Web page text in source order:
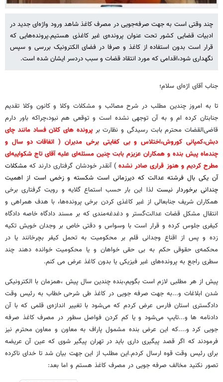
چند وقتی است به جهت صرفه‌جویی در مصرف کاغذ شاهد ورود واژه‌ای جدید در
ادبیات قضایی کشور تحت عنوان پرونده‌ی غیر کاغذی هستیم.پرونده‌هایی که
قرار است بدون استفاده از کاغذ و صرفا در فضای الکترونیک بررسی و سپس
نگهداری شود،اقدامی که مورد انتقاد قضات و سبب دردسر ایشان شده است.
جناب آقای اژه‌ای سلام؛
تا به امروز چندین مطلب در شرح مصائب و مشکلات وکلا و کانون وکلا تقدیم
جنابتان کرده ام و به آن توجهی نشده است و توقعی هم نبود،چراکه باور دارم
قاضی‌القضات محترم بابت رسیدگی و نظارت برپرونده های کلان فساد مانند چای
دبش،کمپانی کوروش،اختلاس و بی کفایتی برخی مدیران ( اتفاقات دو سال و
چندماه پیش بنده و همکاران عزیزم بابت چنین مسئله‌ای علیه آقای تاج شکواییه‌ای
مطرح کردیم و هنوز قراری صادر نشده) آنقدر خودشان گرفتاری دارند که مشکلات
آن یکی بال فرشته عدالت که دیرزمانی است شکسته و زخمی است از اهمیت
چندانی برخوردار نیست لذا این بار حسب‌ استماع گلایه و رویت گرفتاری برخی
همکاران شریف جنابعالی از غیر کاغذی کردن برخی پرونده‌ها، با هدف همراهی و
انتقال مشکل قضات عدالت‌گستر و دغدغه‌مندی که بر مسند دادگاه خاصه دادگاه
کیفری جلوس کرده و قرار است با وسواس و دقتی خاص بر وجدان خویش تکیه
زده و پس از اقناع وجدانی قلم بر محکومیت به تحمل کیفر بچرخانند یا در
محکمه‌ی حقوقی حکم به بی حقی خواهان و یا محکومیت خوانده دهند چند
سطری راجع به پرونده‌های غیر فیزیکی یا بدون کاغذ عرض می کنم.
پیش از هر مطلبی لازم است بگویم،بنده چندین سال پیش ،همزمان با الکترونیکی
شدن ابلاغات و...به جهت صرفه جویی در کاغذ طی شرحی خطاب به رئیس وقت
دادگستری استان فارس عرض کردم که می‌شود با تغییر اندازه‌ی قلمی که با آن
دادنامه ها و...تایپ می‌شود و یا کم کردن فواصل سطور در مصرف کاغذ صرفه
جویی کرد و.‌...که این عرض بنده مشمول پاراف به معاون و معاون محترم نیز
فرمودند که اگر قصد پیگیری داری باید در تهران پیگیر شوی که عین آن عریضه
برای رئیس وقت قوه ارسال کردم.این مطلب از این جهت بیان شد تا خدای ناکرده
تصور نکنید مخالف صرفه جویی در مصرف کاغذ هستم و اما بعد: